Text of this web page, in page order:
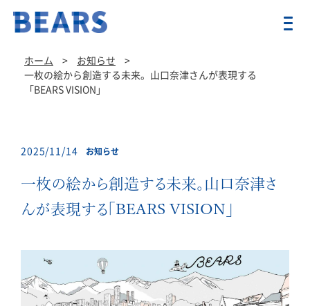
ホーム > お知らせ
>
一枚の絵から創造する未来。山口奈津さんが表現する
「BEARS VISION」
2025/11/14 お知らせ
一枚の絵から創造する未来。山口奈津さ
んが表現する「BEARS VISION」